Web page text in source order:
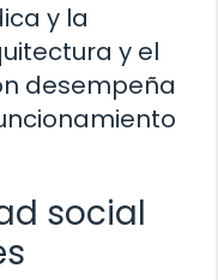
y la
y el
desempeña
social